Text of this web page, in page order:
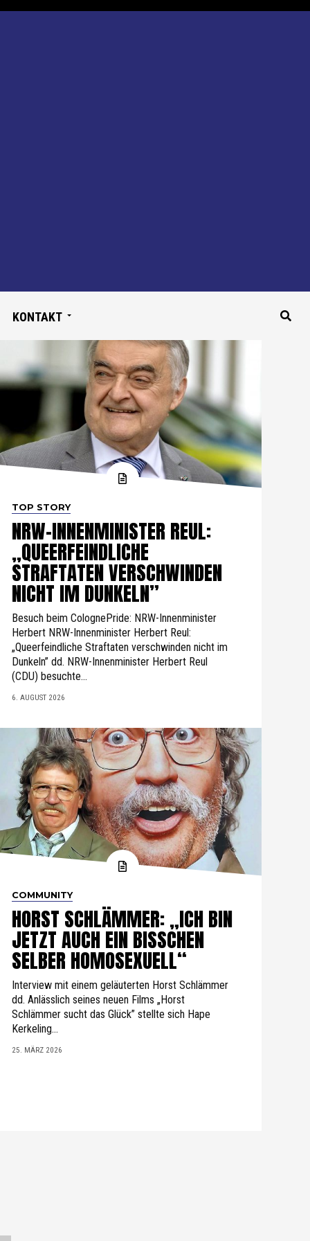
KONTAKT
TOP STORY
NRW-INNENMINISTER REUL:
„QUEERFEINDLICHE
STRAFTATEN VERSCHWINDEN
NICHT IM DUNKELN”
Besuch beim ColognePride: NRW-Innenminister
Herbert NRW-Innenminister Herbert Reul:
„Queerfeindliche Straftaten verschwinden nicht im
Dunkeln” dd. NRW-Innenminister Herbert Reul
(CDU) besuchte...
6. AUGUST 2026
COMMUNITY
HORST SCHLÄMMER: „ICH BIN
JETZT AUCH EIN BISSCHEN
SELBER HOMOSEXUELL“
Interview mit einem geläuterten Horst Schlämmer
dd. Anlässlich seines neuen Films „Horst
Schlämmer sucht das Glück” stellte sich Hape
Kerkeling...
25. MÄRZ 2026